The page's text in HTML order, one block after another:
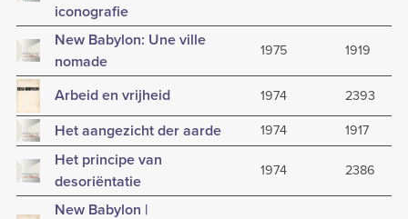
iconografie
New Babylon: Une ville
nomade
1975 1919
Arbeid en vrijheid 1974 2393
Het aangezicht der aarde 1974 1917
Het principe van
desoriëntatie
1974 2386
New Babylon |